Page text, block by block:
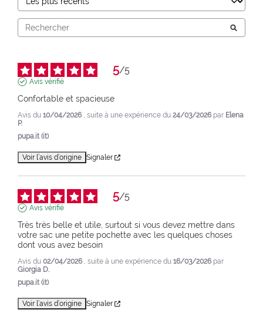
5/5
Avis vérifié
Confortable et spacieuse
Avis du 10/04/2026 , suite à une expérience du 24/03/2026 par Elena
P.
pupa.it (it)
Voir l’avis d’origine Signaler
5/5
Avis vérifié
Très très belle et utile, surtout si vous devez mettre dans
votre sac une petite pochette avec les quelques choses
dont vous avez besoin
Avis du 02/04/2026 , suite à une expérience du 16/03/2026 par
Giorgia D.
pupa.it (it)
Voir l’avis d’origine Signaler